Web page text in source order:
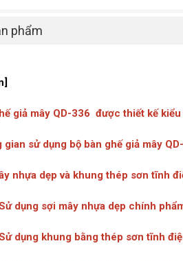
phẩm
giả mây QD-336 được thiết kế
gian sử dụng bộ bàn ghế giả mây
nhựa dẹp và khung thép sơn tĩnh
dụng sợi mây nhựa dẹp chính
dụng khung bằng thép sơn tĩnh